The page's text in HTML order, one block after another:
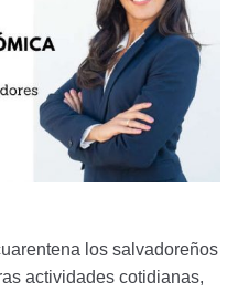
los salvadoreños
actividades cotidianas,